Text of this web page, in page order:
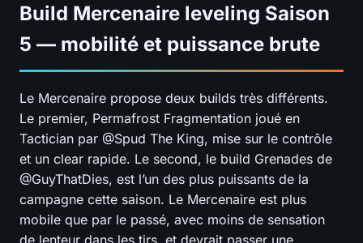
Build Mercenaire leveling Saison
5 — mobilité et puissance brute
Le Mercenaire propose deux builds très différents.
Le premier, Permafrost Fragmentation joué en
Tactician par @Spud The King, mise sur le contrôle
et un clear rapide. Le second, le build Grenades de
@GuyThatDies, est l’un des plus puissants de la
campagne cette saison. Le Mercenaire est plus
mobile que par le passé, avec moins de sensation
de lenteur dans les tirs, et devrait passer une